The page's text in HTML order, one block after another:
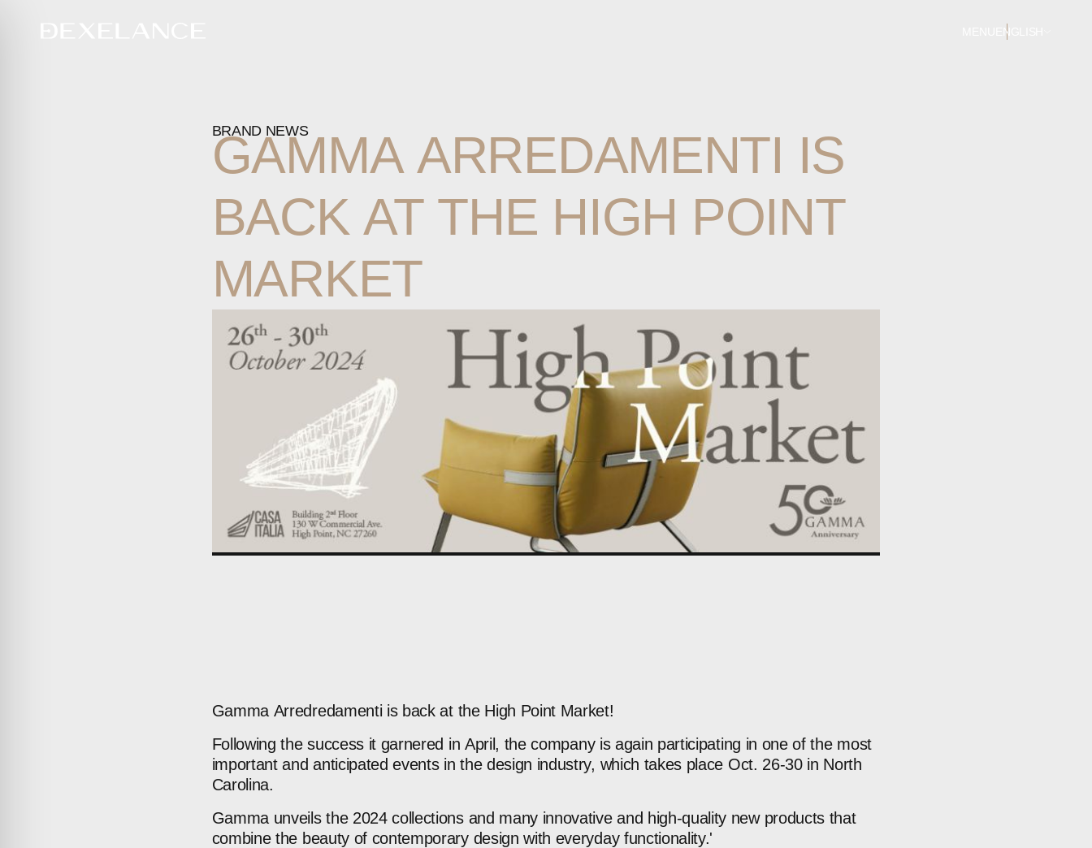
ENGLISH
BRAND NEWS
GAMMA ARREDAMENTI IS
BACK AT THE HIGH POINT
MARKET
Gamma Arredredamenti is back at the High Point Market!
Following the success it garnered in April, the company is again participating in one of the most
important and anticipated events in the design industry, which takes place Oct. 26-30 in North
Carolina.
Gamma unveils the 2024 collections and many innovative and high-quality new products that
combine the beauty of contemporary design with everyday functionality.'